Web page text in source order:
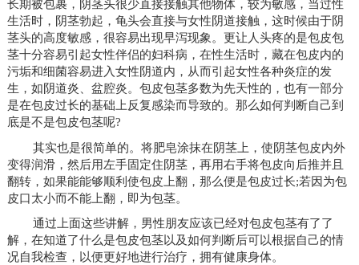
长期被包裹，阴茎头很少直接接触其他物体，较为敏感，当过性
生活时，阴茎勃起，龟头会直接与女性阴道接触，这时候由于阴
茎头的高度敏感，很容易出现早泻现象。更让人头疼的是包皮包
茎十分容易引起女性伴侣的妇科病，在性生活时，藏在包皮内的
污垢和细菌容易进入女性阴道内，从而引起女性各种炎症的发
生，如阴道炎、盆腔炎。包皮包茎多数为先天性的，也有一部分
是在包皮过长的基础上反复感染而导致的。那么如何判断自己到
底是不是包皮包茎呢?
其实也是很简单的。将肥皂涂抹在阴茎上，使阴茎包皮内外
变得润滑，然后用左手固定住阴茎，再用右手将包皮向后推并且
翻转，如果能能够顺利使包皮上翻，那么便是包皮过长;若因为包
皮口太小而不能上翻，即为包茎。
通过上面这些讲解，男性朋友应该已经对包皮包茎有了了
解，在知道了什么是包皮包茎以及如何判断后可以根据自己的情
况自我检查，以便更好地进行治疗，拥有健康身体。